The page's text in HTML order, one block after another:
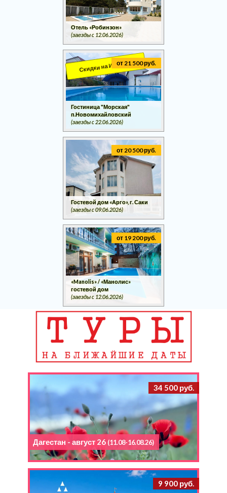
Отель «Робинзон»
(заезды c 12.06.2026)
Скидки на ИЮНЬ!!!от 21 500 руб.
Гостиница "Морская"
п.Новомихайловский
(заезды c 22.06.2026)
от 20 500 руб.
Гостевой дом «Арго», г. Саки
(заезды c 09.06.2026)
от 19 200 руб.
«Manolis» / «Манолис»
гостевой дом
(заезды c 12.06.2026)
34 500 руб.
Дагестан - август 26 (11.08-16.08.26)
9 900 руб.